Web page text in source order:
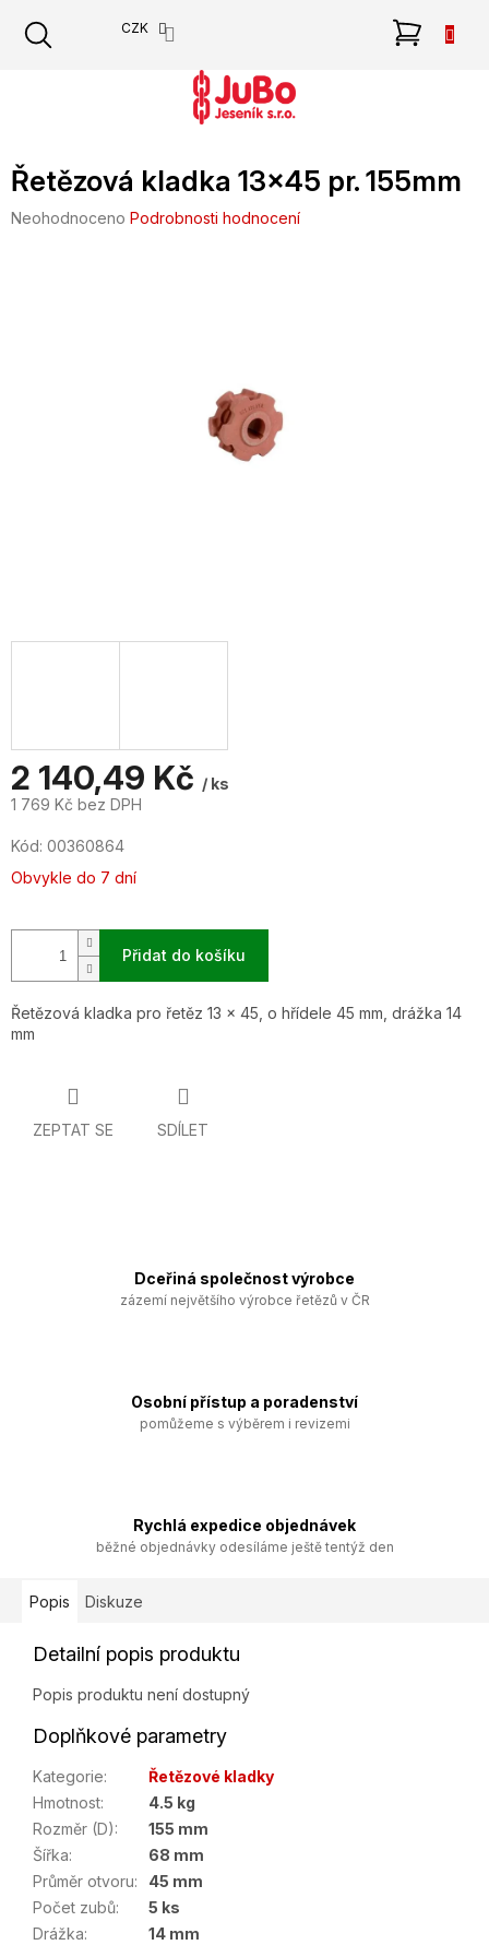
obsah
CZK
Řetězová kladka 13x45 pr. 155mm
Průměrné
Neohodnoceno Podrobnosti hodnocení
2 140,49 Kč / ks
1 769 Kč bez DPH
cena:
Kód: 00360864
Obvykle do 7 dní
Přidat do košíku
Řetězová kladka pro řetěz 13 x 45, o hřídele 45 mm, drážka 14
mm
ZEPTAT SE SDÍLET
Dceřiná společnost výrobce
zázemí největšího výrobce řetězů v ČR
Osobní přístup a poradenství
pomůžeme s výběrem i revizemi
Rychlá expedice objednávek
běžné objednávky odesíláme ještě tentýž den
Popis Diskuze
Detailní popis produktu
Popis produktu není dostupný
Doplňkové parametry
Kategorie:
Řetězové kladky
Hmotnost:
4.5 kg
Rozměr (D):
155 mm
Šířka:
68 mm
Průměr otvoru:
45 mm
Počet zubů:
5 ks
Drážka: 14 mm